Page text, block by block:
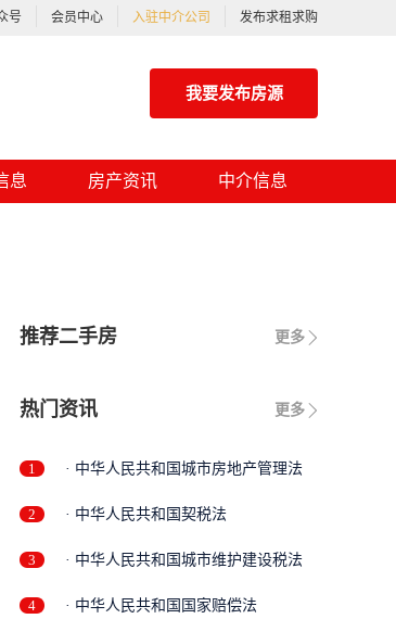
号 会员中心 入驻中介公司 发布求租求购
我要发布房源
息 房产资讯 中介信息
更多
推荐二手房
更多
热门资讯
1 · 中华人民共和国城市房地产管理法
2 · 中华人民共和国契税法
3 · 中华人民共和国城市维护建设税法
4 · 中华人民共和国国家赔偿法